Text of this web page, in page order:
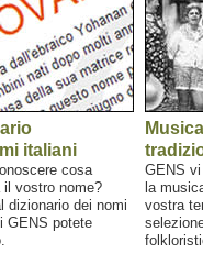
italiani
cosa
il vostro nome?
dizionario dei nomi
GENS potete
Musica
GENS
la
vostra